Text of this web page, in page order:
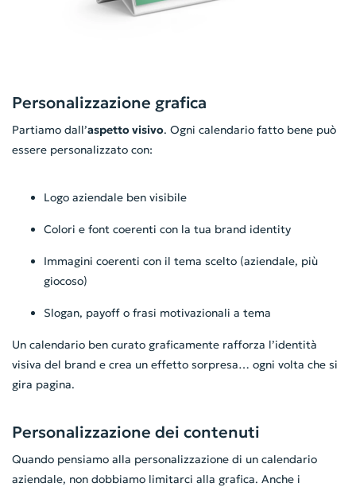
Personalizzazione grafica
Partiamo dall’aspetto visivo. Ogni calendario fatto bene può
essere personalizzato con:
Logo aziendale ben visibile
Colori e font coerenti con la tua brand identity
Immagini coerenti con il tema scelto (aziendale, più
giocoso)
Slogan, payoff o frasi motivazionali a tema
Un calendario ben curato graficamente rafforza l’identità
visiva del brand e crea un effetto sorpresa… ogni volta che si
gira pagina.
Personalizzazione dei contenuti
Quando pensiamo alla personalizzazione di un calendario
aziendale, non dobbiamo limitarci alla grafica. Anche i